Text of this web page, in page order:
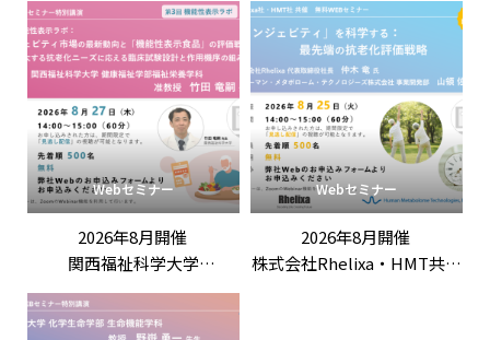
Webセミナー
2026年8月開催
関西福祉科学大学
竹田竜嗣 先生 特別講演
「第3回機能性表示ラボ：
Webセミナー
2026年8月開催
株式会社Rhelixa・HMT共催